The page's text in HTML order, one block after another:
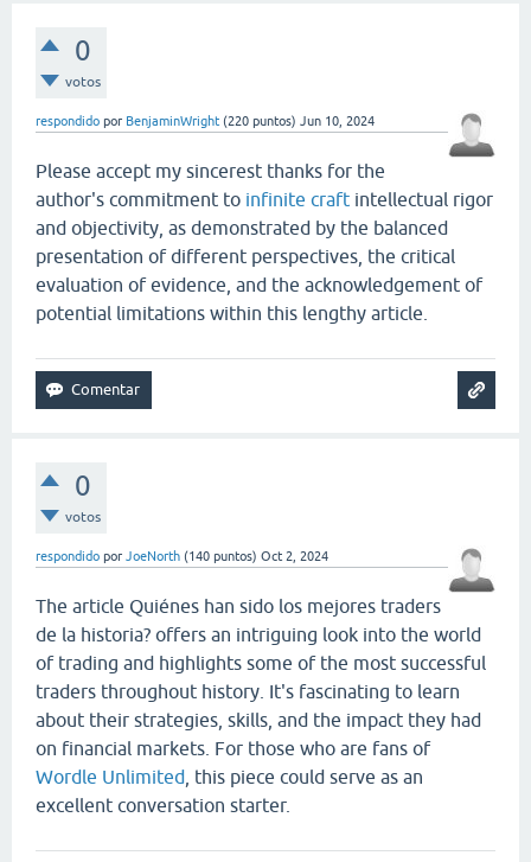
0
votos
respondido por BenjaminWright (220 puntos) Jun 10, 2024
Please accept my sincerest thanks for the
author's commitment to infinite craft intellectual rigor
and objectivity, as demonstrated by the balanced
presentation of different perspectives, the critical
evaluation of evidence, and the acknowledgement of
potential limitations within this lengthy article.
0
votos
respondido por JoeNorth (140 puntos) Oct 2, 2024
The article Quiénes han sido los mejores traders
de la historia? offers an intriguing look into the world
of trading and highlights some of the most successful
traders throughout history. It's fascinating to learn
about their strategies, skills, and the impact they had
on financial markets. For those who are fans of
Wordle Unlimited , this piece could serve as an
excellent conversation starter.